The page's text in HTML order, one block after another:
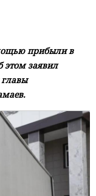
прибыли в
этом заявил